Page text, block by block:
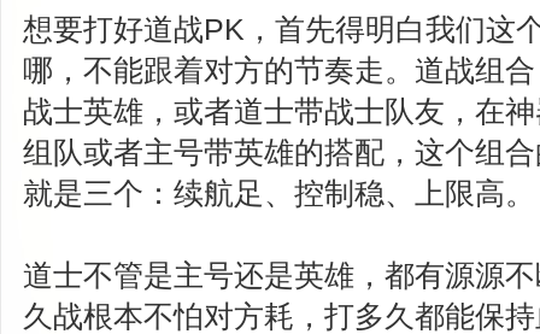
想要打好道战PK，首先得明白我们这
哪，不能跟着对方的节奏走。道战组
战士英雄，或者道士带战士队友，在
组队或者主号带英雄的搭配，这个组
就是三个：续航足、控制稳、上限高。
道士不管是主号还是英雄，都有源源
久战根本不怕对方耗，打多久都能保